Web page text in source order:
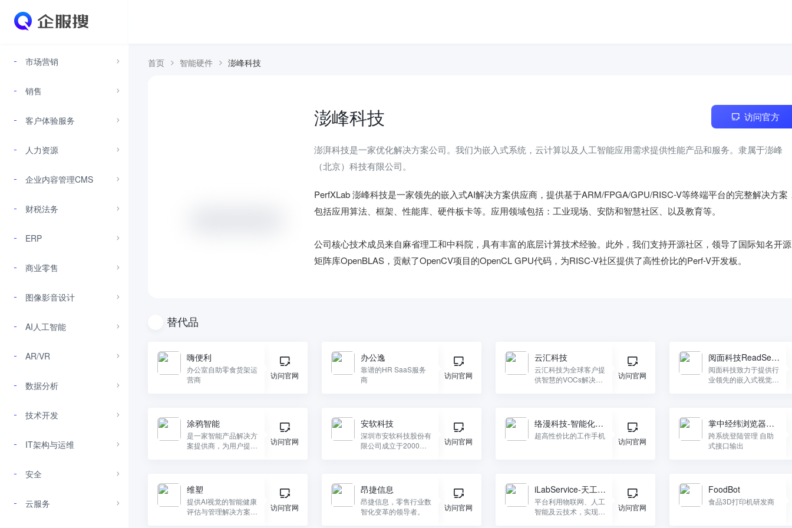
市场营销
销售
客户体验服务
人力资源
企业内容管理CMS
财税法务
ERP
商业零售
图像影音设计
AI人工智能
AR/VR
数据分析
技术开发
IT架构与运维
安全
云服务
首页 智能硬件 澎峰科技
澎峰科技 访问官方
澎湃科技是一家优化解决方案公司。我们为嵌入式系统，云计算以及人工智能应用需求提供性能产品和服务。隶属于澎峰
（北京）科技有限公司。
PerfXLab 澎峰科技是一家领先的嵌入式AI解决方案供应商，提供基于ARM/FPGA/GPU/RISC-V等终端平台的完整解决方案
包括应用算法、框架、性能库、硬件板卡等。应用领域包括：工业现场、安防和智慧社区、以及教育等。
公司核心技术成员来自麻省理工和中科院，具有丰富的底层计算技术经验。此外，我们支持开源社区，领导了国际知名开源
矩阵库OpenBLAS，贡献了OpenCV项目的OpenCL GPU代码，为RISC-V社区提供了高性价比的Perf-V开发板。
替代品
嗨便利
办公室自助零食货架运
营商
访问官网
办公逸
靠谱的HR SaaS服务
商
访问官网
云汇科技
云汇科技为全球客户提
供智慧的VOCs解决方
访问官网
阅面科技ReadSens
e
阅面科技致力于提供行
业领先的嵌入式视觉识
涂鸦智能
是一家智能产品解决方
案提供商，为用户提供
访问官网
安软科技
深圳市安软科技股份有
限公司成立于2000
终致力于为中国公安行
业提供系列信息化解决
方案，是坚守公安行业
信息化建设时间最长的
访问官网
络漫科技-智能化工
作手机SaaS
超高性价比的工作手机
访问官网
掌中经纬浏览器机
器人工具
跨系统登陆管理 自助
式接口输出
维塑
提供AI视觉的智能健康
评估与管理解决方案，
访问官网
昂捷信息
昂捷信息，零售行业数
智化变革的领导者。
访问官网
iLabService-天工开
物
平台利用物联网、人工
智能及云技术，实现实
访问官网
FoodBot
食品3D打印机研发商